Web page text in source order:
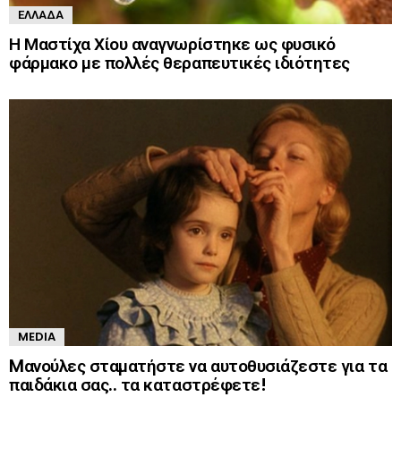
ΕΛΛΆΔΑ
Η Μαστίχα Χίου αναγνωρίστηκε ως φυσικό
φάρμακο με πολλές θεραπευτικές ιδιότητες
MEDIA
Mανούλες σταματήστε να αυτοθυσιάζεστε για τα
παιδάκια σας.. τα καταστρέφετε!